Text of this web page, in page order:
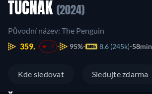
TUČŇÁK (2024)
Původní název: The Penguin
359.
-7 95% 8.6 (245k) 58min
Kde sledovat Sledujte zdarma